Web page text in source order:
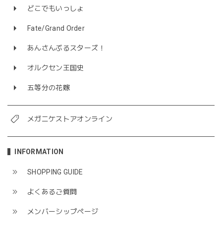
どこでもいっしょ
Fate/Grand Order
あんさんぶるスターズ！
オルクセン王国史
五等分の花嫁
メガニケストアオンライン
INFORMATION
SHOPPING GUIDE
よくあるご質問
メンバーシップページ